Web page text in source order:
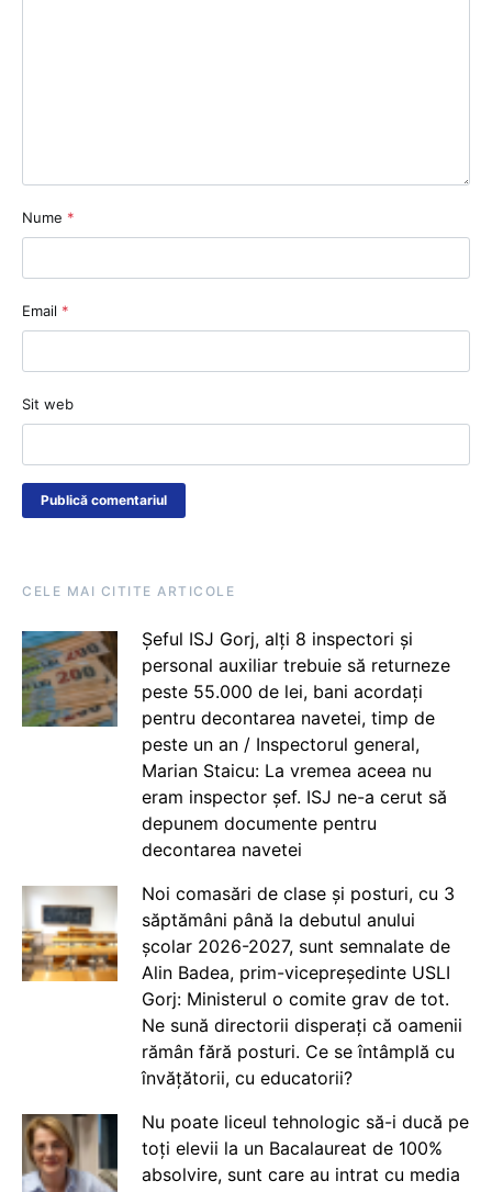
Nume *
Email *
Sit web
CELE MAI CITITE ARTICOLE
Șeful ISJ Gorj, alți 8 inspectori și
personal auxiliar trebuie să returneze
peste 55.000 de lei, bani acordați
pentru decontarea navetei, timp de
peste un an / Inspectorul general,
Marian Staicu: La vremea aceea nu
eram inspector șef. ISJ ne-a cerut să
depunem documente pentru
decontarea navetei
Noi comasări de clase și posturi, cu 3
săptămâni până la debutul anului
școlar 2026-2027, sunt semnalate de
Alin Badea, prim-vicepreședinte USLI
Gorj: Ministerul o comite grav de tot.
Ne sună directorii disperați că oamenii
rămân fără posturi. Ce se întâmplă cu
învățătorii, cu educatorii?
Nu poate liceul tehnologic să-i ducă pe
toți elevii la un Bacalaureat de 100%
absolvire, sunt care au intrat cu media